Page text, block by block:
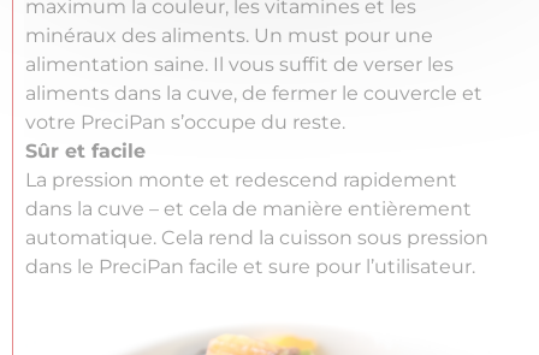
maximum la couleur, les vitamines et les
minéraux des aliments. Un must pour une
alimentation saine. Il vous suffit de verser les
aliments dans la cuve, de fermer le couvercle et
votre PreciPan s’occupe du reste.
Sûr et facile
La pression monte et redescend rapidement
dans la cuve – et cela de manière entièrement
automatique. Cela rend la cuisson sous pression
dans le PreciPan facile et sure pour l’utilisateur.